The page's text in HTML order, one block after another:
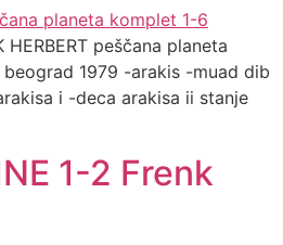
peščana planeta
1979 -arakis -muad dib
i -deca arakisa ii stanje
1-2 Frenk